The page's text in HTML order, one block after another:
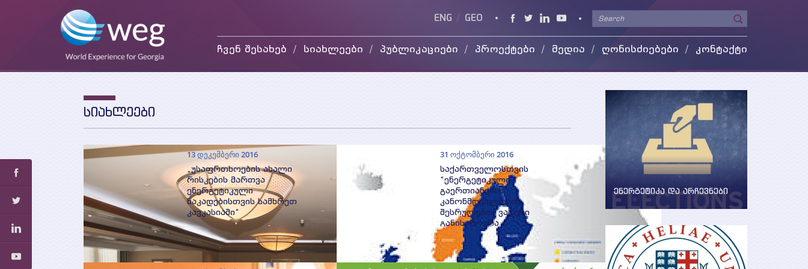
ENG GEO
ჩვენ შესახებ
დონორები
სიახლეები პუბლიკაციები
ანგარიშები
პროექტები მედია ღონისძიებები კონტაქტი
სიახლეები
13 დეკემბერი 2016
„უსაფრთხოების ახალი
რისკების მართვა
ენერგეტიკული
ნაკადებისთვის სამხრეთ
კავკასიაში“
5 და 6 დეკემბერს, თბილისში,
ნატოს „მეცნიერება
მშვიდობისა და
უსაფრთხოებისათვის
31 ოქტომბერი 2016
საქართველოსთვის
“ენერგეტიკული
გაერთიანების”
კანონმდებლობის
შესრულების ვადები
განისაზღვრა
საქართველოს მიერ
ენეგრეტიკული გაერთიანების
ხელშეკრულების ხელმოწერის
ენერგეტიკა და არჩევნები
ენერგეტიკის საკითხების
განხილვა წინასაარჩევნო
პერიოდში